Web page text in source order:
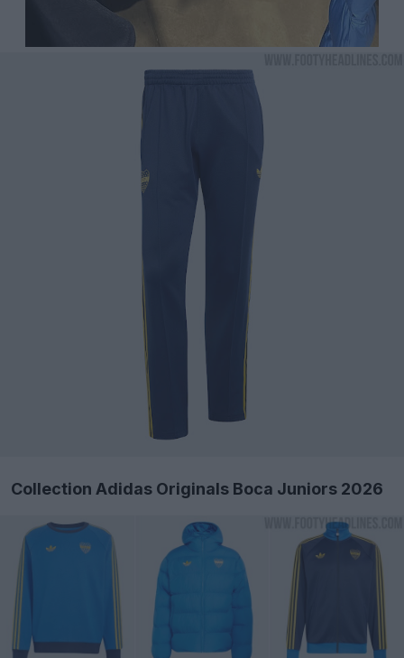
Collection Adidas Originals Boca Juniors 2026